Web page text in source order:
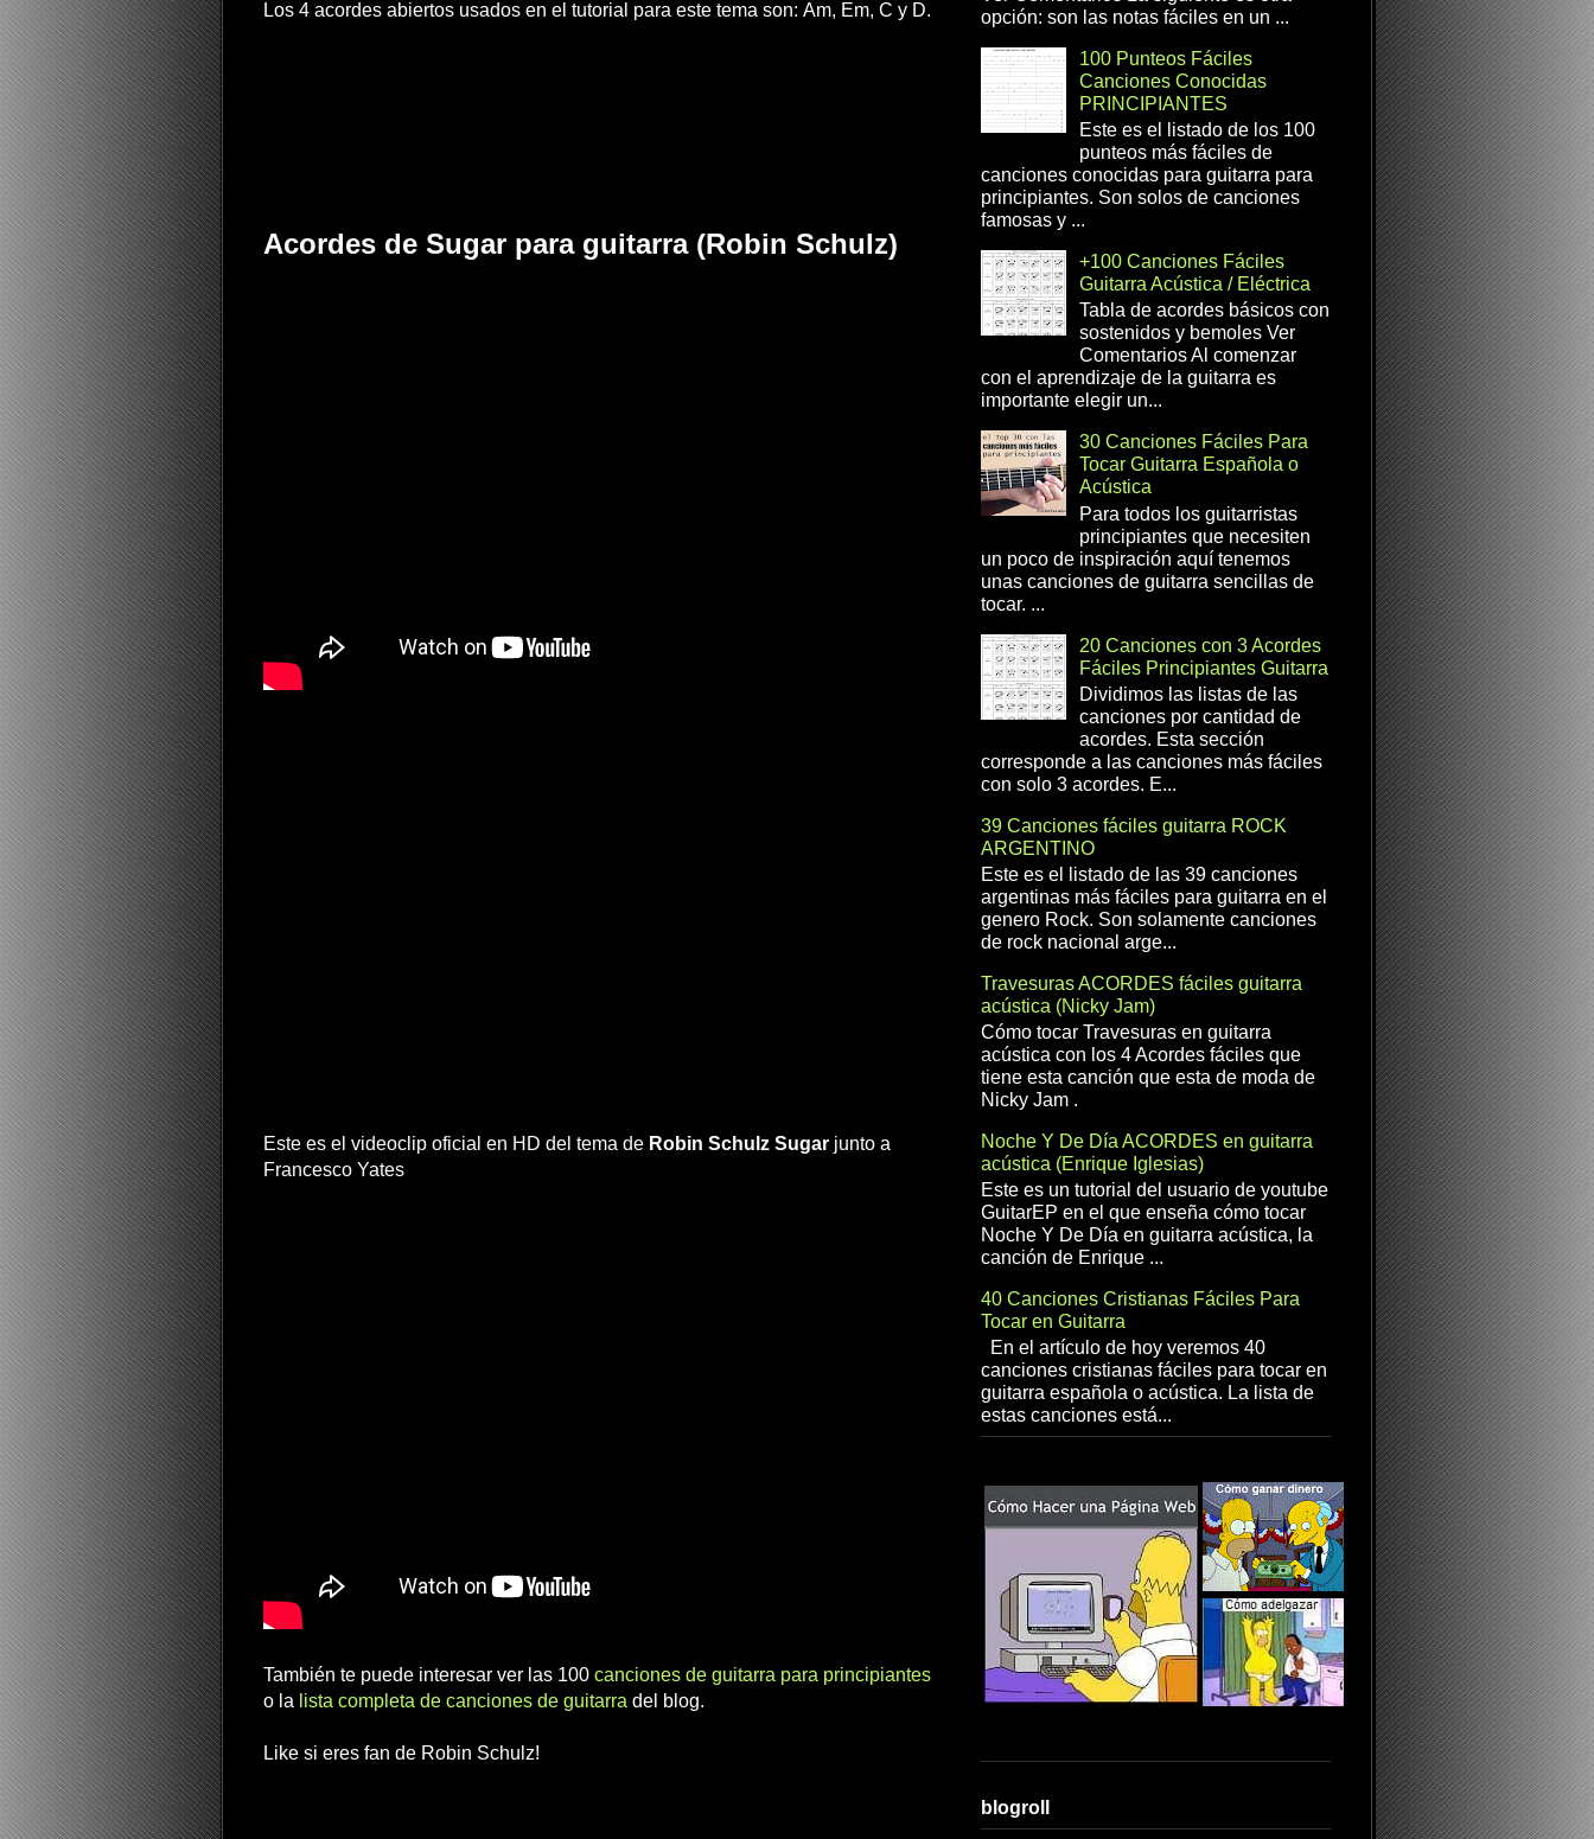
Los 4 acordes abiertos usados en el tutorial para este tema son: Am, Em, C y D.
Acordes de Sugar para guitarra (Robin Schulz)
Este es el videoclip oficial en HD del tema de Robin Schulz Sugar junto a
Francesco Yates
También te puede interesar ver las 100 canciones de guitarra para principiantes
o la lista completa de canciones de guitarra del blog.
Like si eres fan de Robin Schulz!
opción: son las notas fáciles en un ...
100 Punteos Fáciles
Canciones Conocidas
PRINCIPIANTES
Este es el listado de los 100
punteos más fáciles de
canciones conocidas para guitarra para
principiantes. Son solos de canciones
famosas y ...
+100 Canciones Fáciles
Guitarra Acústica / Eléctrica
Tabla de acordes básicos con
sostenidos y bemoles Ver
Comentarios Al comenzar
con el aprendizaje de la guitarra es
importante elegir un...
30 Canciones Fáciles Para
Tocar Guitarra Española o
Acústica
Para todos los guitarristas
principiantes que necesiten
un poco de inspiración aquí tenemos
unas canciones de guitarra sencillas de
tocar. ...
20 Canciones con 3 Acordes
Fáciles Principiantes Guitarra
Dividimos las listas de las
canciones por cantidad de
acordes. Esta sección
corresponde a las canciones más fáciles
con solo 3 acordes. E...
39 Canciones fáciles guitarra ROCK
ARGENTINO
Este es el listado de las 39 canciones
argentinas más fáciles para guitarra en el
genero Rock. Son solamente canciones
de rock nacional arge...
Travesuras ACORDES fáciles guitarra
acústica (Nicky Jam)
Cómo tocar Travesuras en guitarra
acústica con los 4 Acordes fáciles que
tiene esta canción que esta de moda de
Nicky Jam .
Noche Y De Día ACORDES en guitarra
acústica (Enrique Iglesias)
Este es un tutorial del usuario de youtube
GuitarEP en el que enseña cómo tocar
Noche Y De Día en guitarra acústica, la
canción de Enrique ...
40 Canciones Cristianas Fáciles Para
Tocar en Guitarra
En el artículo de hoy veremos 40
canciones cristianas fáciles para tocar en
guitarra española o acústica. La lista de
estas canciones está...
blogroll